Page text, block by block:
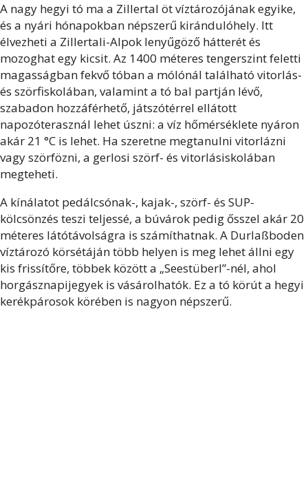
A nagy hegyi tó ma a Zillertal öt víztározójának egyike,
és a nyári hónapokban népszerű kirándulóhely. Itt
élvezheti a Zillertali-Alpok lenyűgöző hátterét és
mozoghat egy kicsit. Az 1400 méteres tengerszint feletti
magasságban fekvő tóban a mólónál található vitorlás-
és szörfiskolában, valamint a tó bal partján lévő,
szabadon hozzáférhető, játszótérrel ellátott
napozóterasznál lehet úszni: a víz hőmérséklete nyáron
akár 21 °C is lehet. Ha szeretne megtanulni vitorlázni
vagy szörfözni, a gerlosi szörf- és vitorlásiskolában
megteheti.
A kínálatot pedálcsónak-, kajak-, szörf- és SUP-
kölcsönzés teszi teljessé, a búvárok pedig ősszel akár 20
méteres látótávolságra is számíthatnak. A Durlaßboden
víztározó körsétáján több helyen is meg lehet állni egy
kis frissítőre, többek között a „Seestüberl”-nél, ahol
horgásznapijegyek is vásárolhatók. Ez a tó körút a hegyi
kerékpárosok körében is nagyon népszerű.